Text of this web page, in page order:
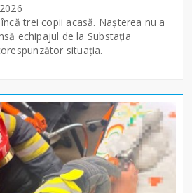
trei copii acasă. Nașterea nu a
echipajul de la Substația
situația.